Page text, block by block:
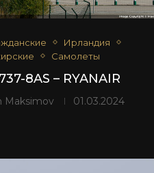
Ирландия
Самолеты
8AS – RYANAIR
Maksimov 01.03.2024